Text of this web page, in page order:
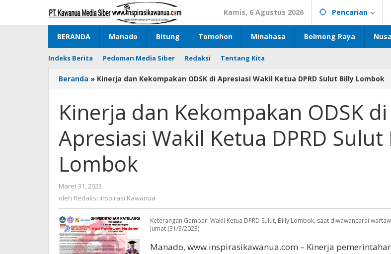
konten
Kamis, 6 Agustus 2026 Pencarian
BERANDA Manado Bitung Tomohon Minahasa Bolmong Raya
Indeks Berita Pedoman Media Siber Redaksi Tentang Kita
Beranda » Kinerja dan Kekompakan ODSK di Apresiasi Wakil Ketua DPRD Sulut Billy Lombok
Kinerja dan Kekompakan ODSK di
Apresiasi Wakil Ketua DPRD Sulut
Lombok
Maret 31, 2023
Redaksi
Inspirasi
Kawanua
oleh Redaksi Inspirasi Kawanua
Keterangan Gambar: Wakil Ketua DPRD Sulut, Billy Lombok, saat diwawancarai
Jumat (31/3/2023)
Manado, www.inspirasikawanua.com – Kinerja